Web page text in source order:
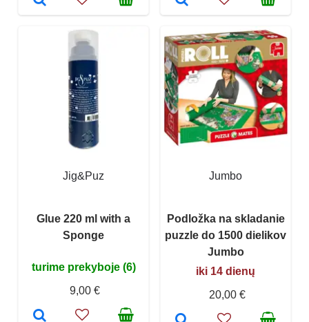
Jig&Puz
Glue 220 ml with a
Sponge
turime prekyboje (6)
9,00 €
Jumbo
Podložka na skladanie
puzzle do 1500 dielikov
Jumbo
iki 14 dienų
20,00 €